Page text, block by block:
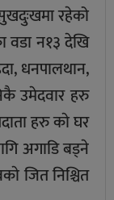
रहेको
वडा न१३ देखि
धनपालथान,
उमेदवार हरु
हरु काे घर
अगाडि बड्ने
जित निश्चित